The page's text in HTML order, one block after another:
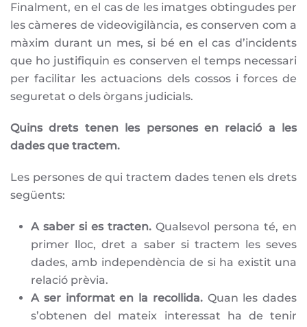
Finalment, en el cas de les imatges obtingudes per
les càmeres de videovigilància, es conserven com a
màxim durant un mes, si bé en el cas d’incidents
que ho justifiquin es conserven el temps necessari
per facilitar les actuacions dels cossos i forces de
seguretat o dels òrgans judicials.
Quins drets tenen les persones en relació a les
dades que tractem.
Les persones de qui tractem dades tenen els drets
següents:
A saber si es tracten. Qualsevol persona té, en
primer lloc, dret a saber si tractem les seves
dades, amb independència de si ha existit una
relació prèvia.
A ser informat en la recollida.Quan les dades
s’obtenen del mateix interessat ha de tenir